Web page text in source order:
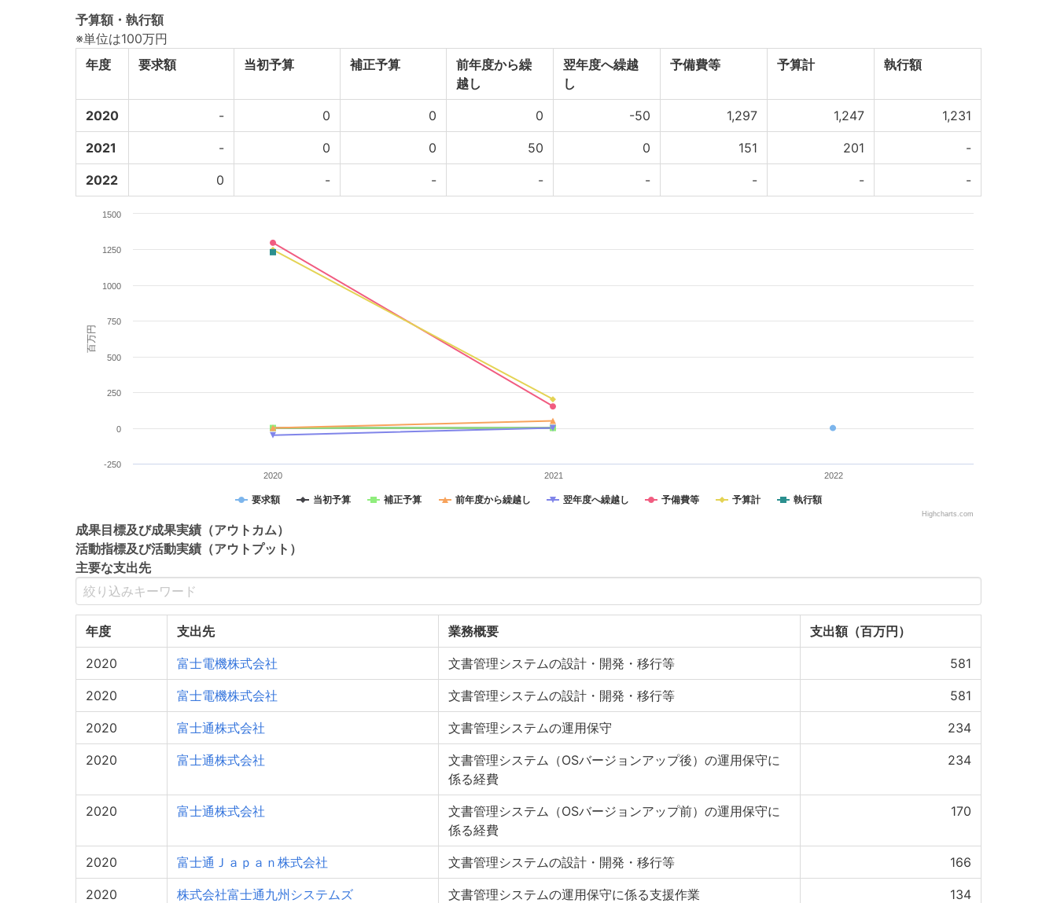
予算額・執行額
※単位は100万円
年度
要求額 当初予算 補正予算
前年度から繰
越し
翌年度へ繰越
し
予備費等 予算計 執行額
2020 - 0 0 0 -50 1,297 1,247 1,231
2021 - 0 0 50 0 151 201 -
2022 0 - - - - - - -
百万円
要求額 当初予算 補正予算 前年度から繰越し 翌年度へ繰越し 予備費等 予算計 執行額
2020 2021 2022
-250
0
250
500
750
1000
1250
1500
Highcharts.com
成果目標及び成果実績 （アウトカム）
活動指標及び活動実績 （アウトプット）
主要な支出先
年度 支出先 業務概要 支出額（百万円）
2020 富士電機株式会社 文書管理システムの設計・開発・移行等 581
2020 富士電機株式会社 文書管理システムの設計・開発・移行等 581
2020 富士通株式会社 文書管理システムの運用保守 234
2020 富士通株式会社
文書管理システム（OSバージョンアップ後）の運用保守に
係る経費
234
2020 富士通株式会社
文書管理システム（OSバージョンアップ前）の運用保守に
係る経費
170
2020 富士通Ｊａｐａｎ株式会社 文書管理システムの設計・開発・移行等 166
2020 株式会社富士通九州システムズ 文書管理システムの運用保守に係る支援作業 134